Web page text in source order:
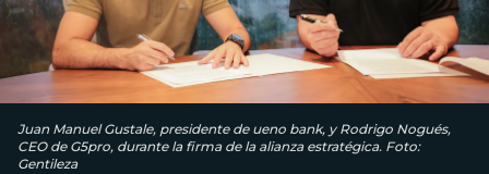
Juan Manuel Gustale, presidente de ueno bank, y Rodrigo Nogués,
CEO de G5pro, durante la firma de la alianza estratégica. Foto:
Gentileza